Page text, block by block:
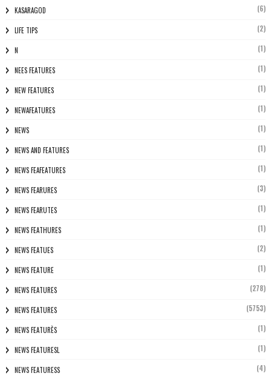
KASARAGOD (6)
LIFE TIPS (2)
N (1)
NEES FEATURES (1)
NEW FEATURES (1)
NEWAFEATURES (1)
NEWS (1)
NEWS AND FEATURES (1)
NEWS FEAFEATURES (1)
NEWS FEARURES (3)
NEWS FEARUTES (1)
NEWS FEATHURES (1)
NEWS FEATUES (2)
NEWS FEATURE (1)
NEWS FEATURES (278)
NEWS FEATURES (5753)
NEWS FEATURÈS (1)
NEWS FEATURESL (1)
NEWS FEATURESS (4)